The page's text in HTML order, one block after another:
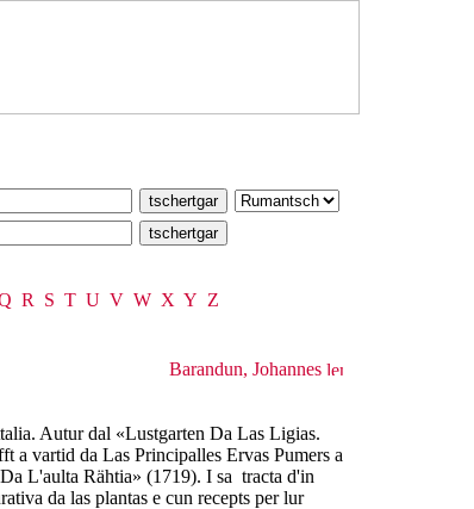
R S T U V W X Y Z
Barandun, Johannes
Autur dal «Lustgarten Da Las Ligias.
vartid da Las Principalles Ervas Pumers a
L'aulta Rähtia» (1719). I sa tracta d'in
da las plantas e cun recepts per lur